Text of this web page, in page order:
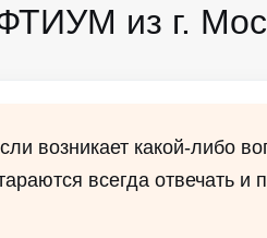
из г.
возникает какой-либо
всегда отвечать и